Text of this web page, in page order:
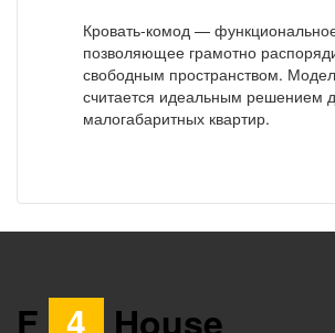
Кровать-комод —
позволяющее грамотно
свободным пространством.
считается идеальным решением
малогабаритных квартир.
F 4 House